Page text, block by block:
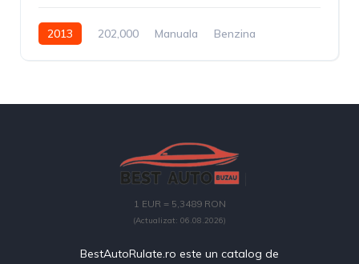
2013 202,000 Manuala Benzina
1 EUR = 5,3489 RON
(Actualizat: 06.08.2026)
BestAutoRulate.ro este un catalog de